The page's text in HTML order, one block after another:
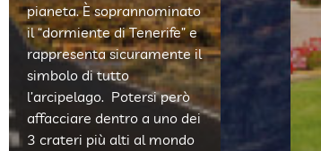
pianeta. È soprannominato
il “dormiente di Tenerife” e
rappresenta sicuramente il
simbolo di tutto
l’arcipelago. Potersi però
affacciare dentro a uno dei
3 crateri più alti al mondo